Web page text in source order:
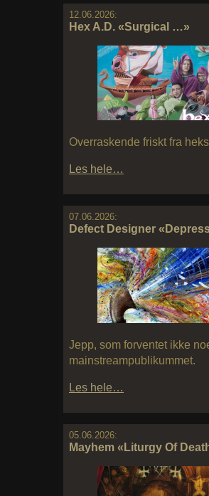
12.06.2026:
Hex A.D. «Surgical …»
Overraskende friskt fra
Les hele…
07.06.2026:
Defect Designer
Jepp, som forventet ikke
mainstreampublikummet.
Les hele…
05.06.2026:
Mayhem «Liturgy Of